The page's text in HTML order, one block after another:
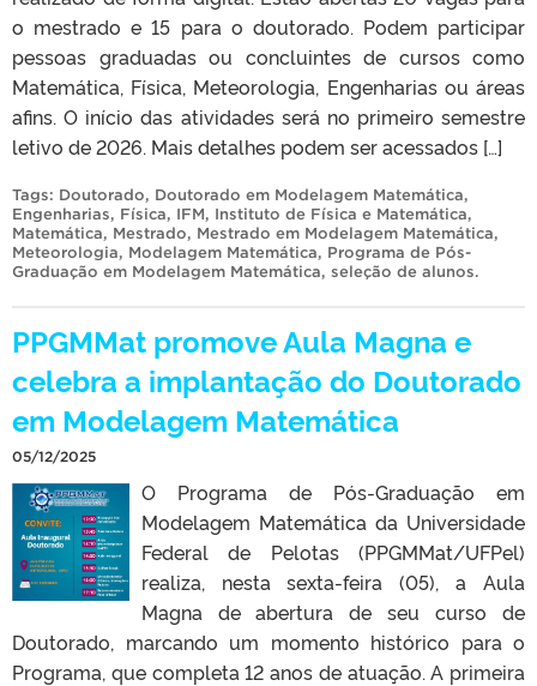
o mestrado e 15 para o doutorado. Podem participar
pessoas graduadas ou concluintes de cursos como
Matemática, Física, Meteorologia, Engenharias ou áreas
afins. O início das atividades será no primeiro semestre
letivo de 2026. Mais detalhes podem ser acessados […]
Tags: Doutorado, Doutorado em Modelagem Matemática,
Engenharias, Física, IFM, Instituto de Física e Matemática,
Matemática, Mestrado, Mestrado em Modelagem Matemática,
Meteorologia, Modelagem Matemática, Programa de Pós-
Graduação em Modelagem Matemática, seleção de alunos.
PPGMMat promove Aula Magna e
celebra a implantação do Doutorado
em Modelagem Matemática
05/12/2025
O Programa de Pós-Graduação em
Modelagem Matemática da Universidade
Federal de Pelotas (PPGMMat/UFPel)
realiza, nesta sexta-feira (05), a Aula
Magna de abertura de seu curso de
Doutorado, marcando um momento histórico para o
Programa, que completa 12 anos de atuação. A primeira